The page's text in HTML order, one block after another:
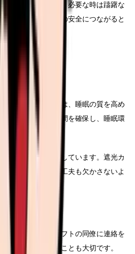
とを冷静に見極め、必要な時は躊躇な
れが結果的に母子の安全につながると
・Hさん）
合い方
を維持するためには、睡眠の質を高め
後は十分な睡眠時間を確保し、睡眠環
重要です。
に確保するようにしています。遮光カ
睡眠の質を高める工夫も欠かさないよ
年・Iさん）
ョンの重視
は、早めに次のシフトの同僚に連絡を
ー体制を整えることも大切です。